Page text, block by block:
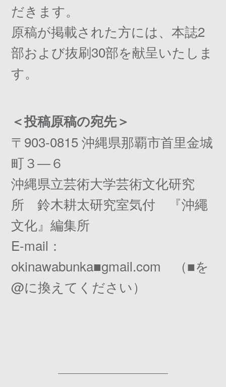
だきます。
原稿が掲載された方には、本誌2
部および抜刷30部を献呈いたしま
す。
＜投稿原稿の宛先＞
〒903-0815 沖縄県那覇市首里金城
町３―６
沖縄県立芸術大学芸術文化研究
所 鈴木耕太研究室気付 『沖繩
文化』編集所
E-mail：
okinawabunka■gmail.com （■を
@に換えてください）